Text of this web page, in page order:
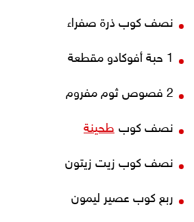
نصف كوب ذرة صفراء
1 حبة أفوكادو مقطعة
2 فصوص ثوم مفروم
نصف كوب طحينة
نصف كوب زيت زيتون
ربع كوب عصير ليمون